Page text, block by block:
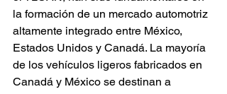
la formación de un mercado automotriz
altamente integrado entre México,
Estados Unidos y Canadá. La mayoría
de los vehículos ligeros fabricados en
Canadá y México se destinan a